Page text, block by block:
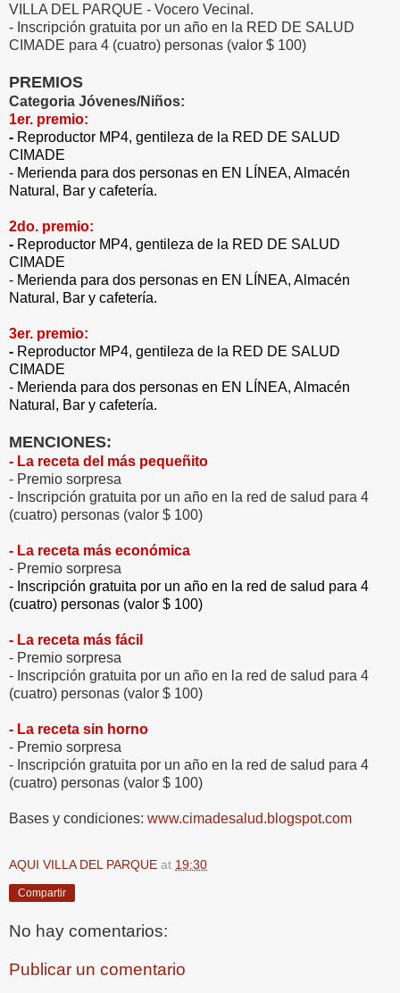
VILLA DEL PARQUE - Vocero Vecinal.
- Inscripción gratuita por un año en la RED DE SALUD
CIMADE para 4 (cuatro) personas (valor $ 100)
PREMIOS
Categoria Jóvenes/Niños:
1er. premio:
- Reproductor MP4, gentileza de la RED DE SALUD
CIMADE
- Merienda para dos personas en EN LÍNEA, Almacén
Natural, Bar y cafetería.
2do. premio:
- Reproductor MP4, gentileza de la RED DE SALUD
CIMADE
- Merienda para dos personas en EN LÍNEA, Almacén
Natural, Bar y cafetería.
3er. premio:
- Reproductor MP4, gentileza de la RED DE SALUD
CIMADE
- Merienda para dos personas en EN LÍNEA, Almacén
Natural, Bar y cafetería.
MENCIONES:
- La receta del más pequeñito
- Premio sorpresa
- Inscripción gratuita por un año en la red de salud para 4
(cuatro) personas (valor $ 100)
- La receta más económica
- Premio sorpresa
- Inscripción gratuita por un año en la red de salud para 4
(cuatro) personas (valor $ 100)
- La receta más fácil
- Premio sorpresa
- Inscripción gratuita por un año en la red de salud para 4
(cuatro) personas (valor $ 100)
- La receta sin horno
- Premio sorpresa
- Inscripción gratuita por un año en la red de salud para 4
(cuatro) personas (valor $ 100)
Bases y condiciones: www.cimadesalud.blogspot.com
AQUI VILLA DEL PARQUE at 19:30
Compartir
No hay comentarios:
Publicar un comentario